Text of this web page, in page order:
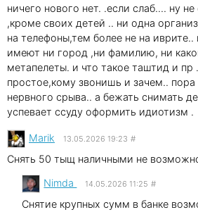
ничего нового нет. .если слаб.... ну
,кроме своих детей .. ни одна
на телефоны,тем более не на иврите..
имеют ни город ,ни фамилию, ни
метапелеты. и что такое таштид и пр
простое,кому звонишь и зачем..
нервного срыва.. а бежать снимать
успевает ссуду оформить идиотизм .
Marik 13.05.2026 19:23 #
Снять 50 тыщ наличными не
Nimda 14.05.2026 11:25 #
Снятие крупных сумм в банке